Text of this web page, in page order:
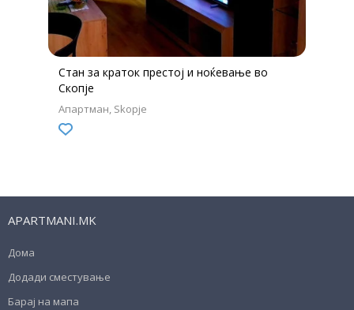
Стан за краток престој и ноќевање во
Скопје
Апартман Skopje
APARTMANI.MK
Дома
Додади сместување
Барај на мапа